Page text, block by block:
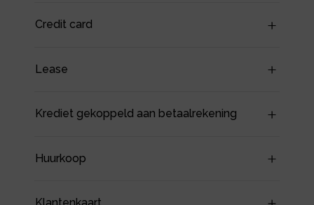
Credit card
Lease
Krediet gekoppeld aan betaalrekening
Huurkoop